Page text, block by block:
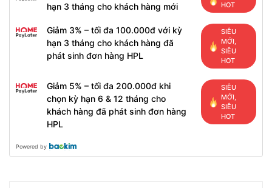
hạn 3 tháng cho khách hàng mới
HOT
Giảm 3% – tối đa 100.000đ với kỳ
hạn 3 tháng cho khách hàng đã
phát sinh đơn hàng HPL
SIÊU
MỚI,
SIÊU
HOT
Giảm 5% – tối đa 200.000đ khi
chọn kỳ hạn 6 & 12 tháng cho
khách hàng đã phát sinh đơn hàng
HPL
SIÊU
MỚI,
SIÊU
HOT
Powered by